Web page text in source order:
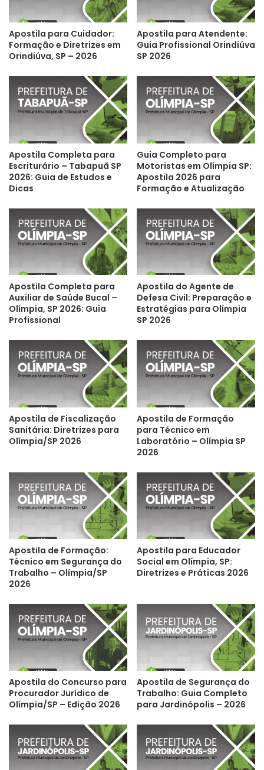
Apostila para Cuidador:
Formação e Diretrizes em
Orindiúva, SP – 2026
Apostila para Atendente:
Guia Profissional Orindiúva
SP 2026
Apostila Completa para
Escriturário – Tabapuã SP
2026: Guia de Estudos e
Dicas
Guia Completo para
Motoristas em Olímpia SP:
Apostila 2026 para
Formação e Atualização
Apostila Completa para
Auxiliar de Saúde Bucal –
Olímpia, SP 2026: Guia
Profissional
Apostila do Agente de
Defesa Civil: Preparação e
Estratégias para Olímpia
SP 2026
Apostila de Fiscalização
Sanitária: Diretrizes para
Olímpia/SP 2026
Apostila de Formação
para Técnico em
Laboratório – Olímpia SP
2026
Apostila de Formação:
Técnico em Segurança do
Trabalho – Olímpia/SP
2026
Apostila para Educador
Social em Olímpia, SP:
Diretrizes e Práticas 2026
Apostila do Concurso para
Procurador Jurídico de
Olímpia/SP – Edição 2026
Apostila de Segurança do
Trabalho: Guia Completo
para Jardinópolis – 2026